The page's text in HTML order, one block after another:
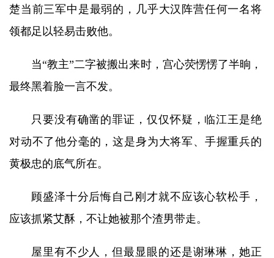
楚当前三军中是最弱的，几乎大汉阵营任何一名将
领都足以轻易击败他。
当“教主”二字被搬出来时，宫心荧愣愣了半晌，
最终黑着脸一言不发。
只要没有确凿的罪证，仅仅怀疑，临江王是绝
对动不了他分毫的，这是身为大将军、手握重兵的
黄极忠的底气所在。
顾盛泽十分后悔自己刚才就不应该心软松手，
应该抓紧艾酥，不让她被那个渣男带走。
屋里有不少人，但最显眼的还是谢琳琳，她正